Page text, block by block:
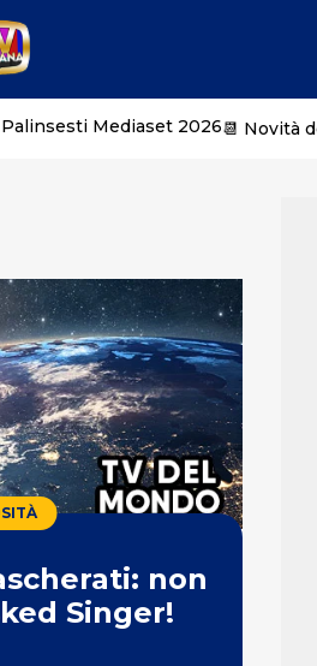
Palinsesti Mediaset 2026📆 Novità
non
Singer!